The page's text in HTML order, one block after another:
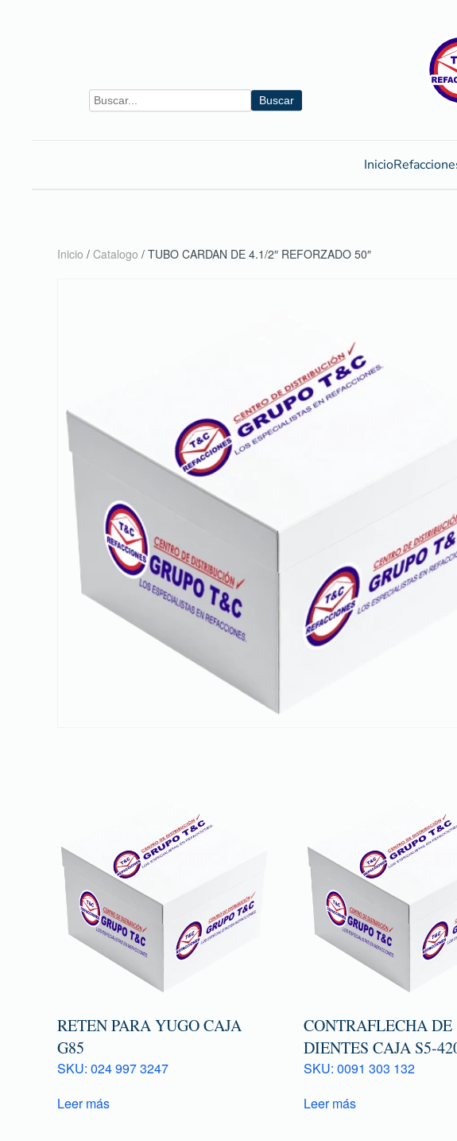
Buscar
Inicio
Inicio / Catalogo / TUBO CARDAN DE 4.1/2″ REFORZADO 50″
RETEN PARA YUGO CAJA
G85
SKU: 024 997 3247
Leer más
CONTRAFLECHA DE
DIENTES CAJA S5-
SKU: 0091 303 132
Leer más